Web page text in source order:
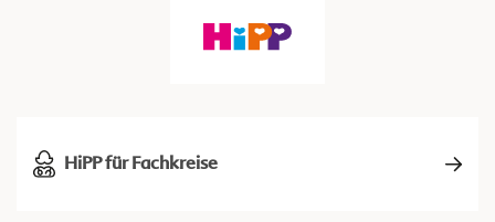
HiPP für Fachkreise